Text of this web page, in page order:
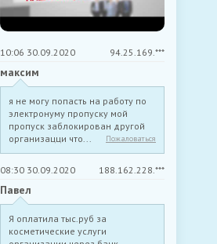
10:06 30.09.2020 94.25.169.***
максим
я не могу попасть на работу по
электронуму пропуску мой
пропуск заблокирован другой
организацци что...
Пожаловаться
08:30 30.09.2020 188.162.228.***
Павел
Я оплатила тыс.руб за
косметические услуги